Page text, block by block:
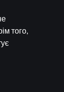
того,